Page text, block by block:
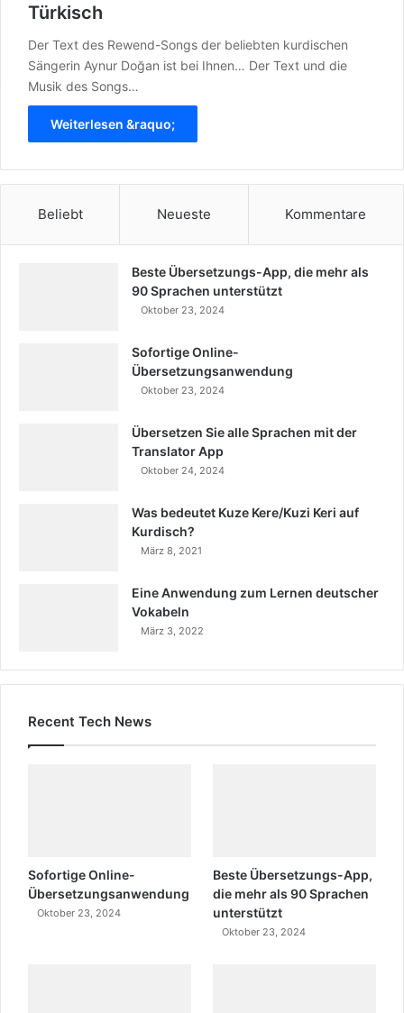
Türkisch
Der Text des Rewend-Songs der beliebten kurdischen
Sängerin Aynur Doğan ist bei Ihnen… Der Text und die
Musik des Songs…
Weiterlesen &raquo;
Beliebt Neueste Kommentare
Beste Übersetzungs-App, die mehr als
90 Sprachen unterstützt
Oktober 23, 2024
Sofortige Online-
Übersetzungsanwendung
Oktober 23, 2024
Übersetzen Sie alle Sprachen mit der
Translator App
Oktober 24, 2024
Was bedeutet Kuze Kere/Kuzi Keri auf
Kurdisch?
März 8, 2021
Eine Anwendung zum Lernen deutscher
Vokabeln
März 3, 2022
Recent Tech News
Sofortige Online-
Übersetzungsanwendung
Oktober 23, 2024
Beste Übersetzungs-App,
die mehr als 90 Sprachen
unterstützt
Oktober 23, 2024